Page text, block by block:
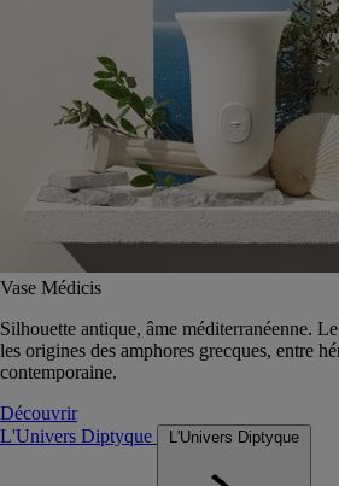
Vase Médicis
Silhouette antique, âme méditerranéenne.
les origines des amphores grecques, entre
contemporaine.
Découvrir
L'Univers Diptyque
L'Univers Diptyque